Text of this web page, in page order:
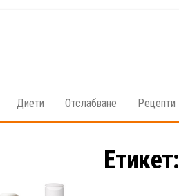
Диети Отслабване Рецепти
Етикет: